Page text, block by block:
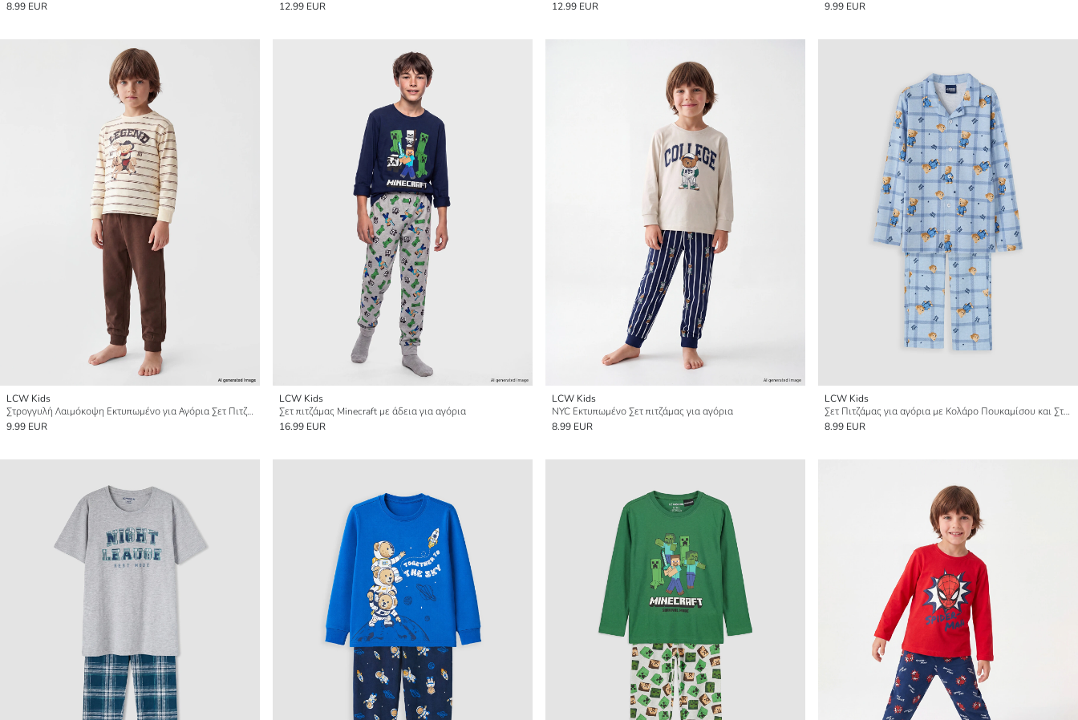
8.99 EUR
12.99 EUR
12.99 EUR
9.99 EUR
LCW Kids
Στρογγυλή Λαιμόκοψη Εκτυπωμένο για Αγόρια Σετ Πιτζάμες
9.99 EUR
LCW Kids
Σετ πιτζάμας Minecraft με άδεια για αγόρια
16.99 EUR
LCW Kids
NYC Εκτυπωμένο Σετ πιτζάμας για αγόρια
8.99 EUR
LCW Kids
Σετ Πιτζάμας για αγόρια με Κολάρο Πουκαμίσου και Στάμπα
8.99 EUR